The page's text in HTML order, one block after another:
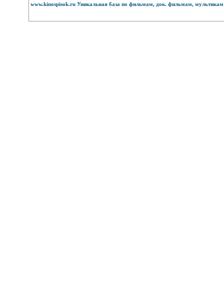
www.kinospisok.ru Уникальная база по фильмам, док. фильмам,